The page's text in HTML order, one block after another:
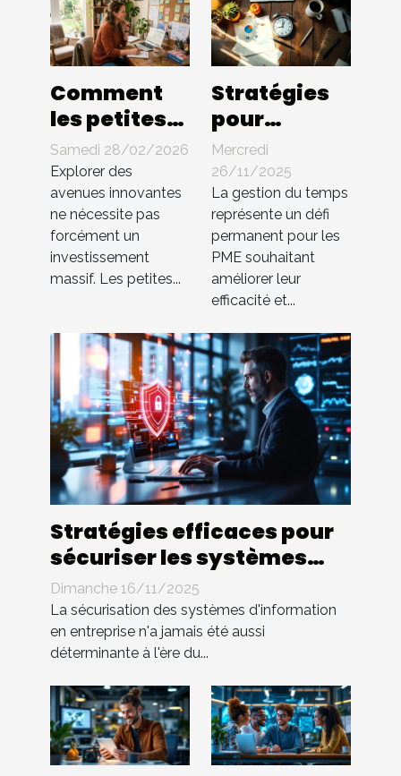
Comment
les petites
entreprises
peuvent-
elles
innover
sans gros
budget ?
Samedi 28/02/2026
Explorer des
avenues innovantes
ne nécessite pas
forcément un
investissement
massif. Les petites...
Stratégies
pour
optimiser la
gestion du
temps au
sein des PME
Mercredi
26/11/2025
La gestion du temps
représente un défi
permanent pour les
PME souhaitant
améliorer leur
efficacité et...
Stratégies efficaces pour
sécuriser les systèmes
d'information en
entreprise
Dimanche 16/11/2025
La sécurisation des systèmes d'information
en entreprise n'a jamais été aussi
déterminante à l'ère du...